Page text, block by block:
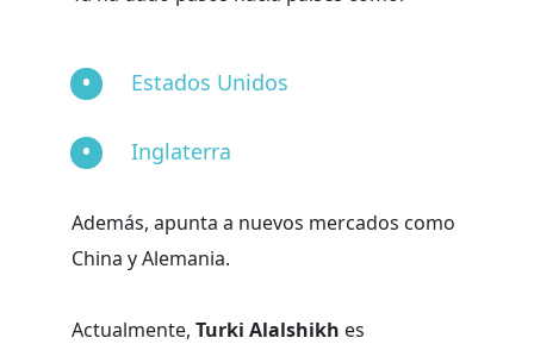
Estados Unidos
Inglaterra
Además, apunta a nuevos mercados como
China y Alemania.
Actualmente, Turki Alalshikh es